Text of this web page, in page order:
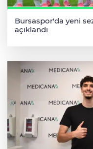
Bursaspor'da yeni
açıklandı